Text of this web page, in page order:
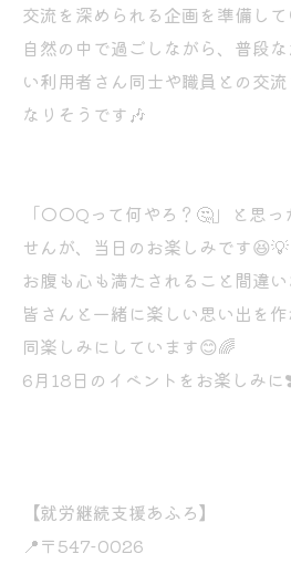
交流を深められる企画を準備し
自然の中で過ごしながら、普段
い利用者さん同士や職員との交
なりそうです🎶
「◯◯Qって何やろ？🤔」と思っ
せんが、当日のお楽しみです😆💡
お腹も心も満たされること間違い
皆さんと一緒に楽しい思い出を
同楽しみにしています😊🌈
6月18日のイベントをお楽しみに
【就労継続支援あふろ】
📍〒547-0026